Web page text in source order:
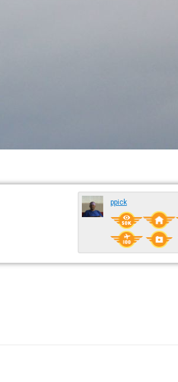
ppick